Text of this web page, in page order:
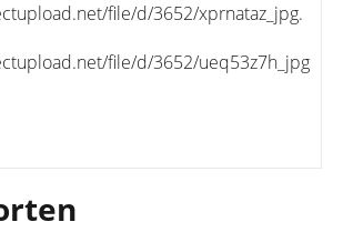
file/d/3652/xprnataz_jpg.
file/d/3652/ueq53z7h_jpg